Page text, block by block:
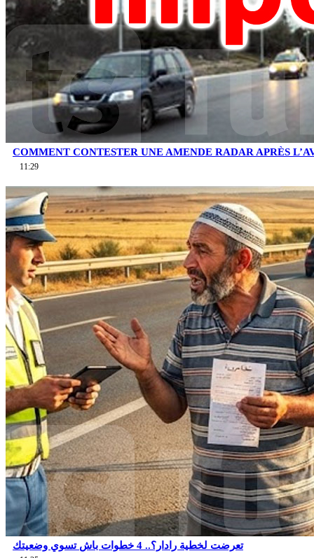
COMMENT CONTESTER UNE AMENDE RADAR APRÈS
11:29
تعرضت لخطية رادار؟.. 4 خطوات باش تسوي وضعيتك